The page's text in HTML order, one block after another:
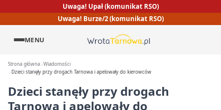
Uwaga! Upał (komunikat RSO)
Uwaga! Burze/2 (komunikat RSO)
MENU
Strona główna Wiadomości
Dzieci stanęły przy drogach Tarnowa i apelowały do kierowców
Dzieci stanęły przy drogach
Tarnowa i apelowały do